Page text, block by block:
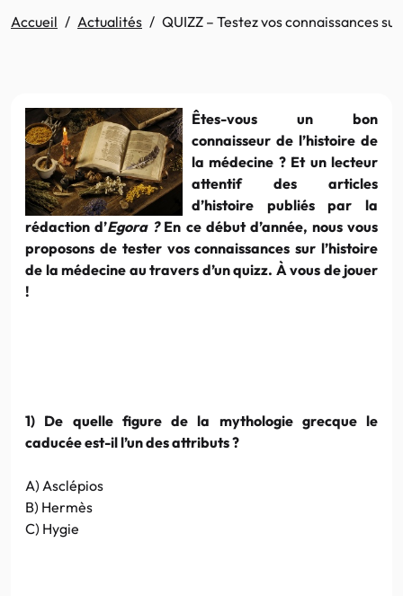
Accueil Actualités QUIZZ – Testez vos connaissances
Êtes-vous un bon
connaisseur de l’histoire de
la médecine ? Et un lecteur
attentif des articles
d’histoire publiés par la
rédaction d’Egora ?En ce début d’année, nous vous
proposons de tester vos connaissances sur l’histoire
de la médecine au travers d’un quizz. À vous de jouer
!
1) De quelle figure de la mythologie grecque le
caducée est-il l’un des attributs ?
A) Asclépios
B) Hermès
C) Hygie